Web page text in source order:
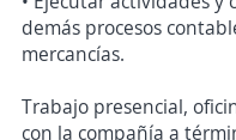
demás procesos
mercancías.
Trabajo presencial,
con la compañía a